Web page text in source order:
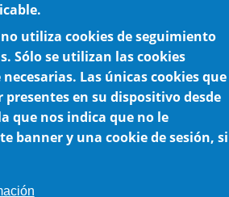
de cookies
utiliza cookies de seguimiento
Sólo se utilizan las cookies
Las únicas cookies que
en su dispositivo desde
que nos indica que no le
banner y una cookie de sesión, si